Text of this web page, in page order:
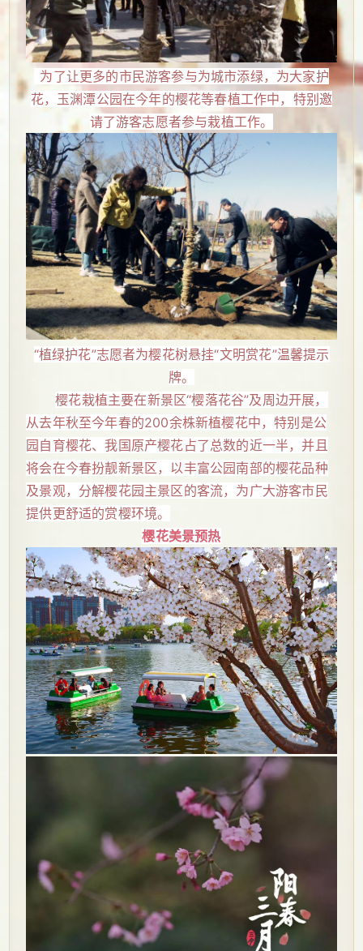
为了让更多的市民游客参与为城市添绿，为大家护
花，玉渊潭公园在今年的樱花等春植工作中，特别邀
请了游客志愿者参与栽植工作。
“植绿护花”志愿者为樱花树悬挂“文明赏花”温馨提示
牌。
樱花栽植主要在新景区“樱落花谷”及周边开展，
从去年秋至今年春的200余株新植樱花中，特别是公
园自育樱花、我国原产樱花占了总数的近一半，并且
将会在今春扮靓新景区，以丰富公园南部的樱花品种
及景观，分解樱花园主景区的客流，为广大游客市民
提供更舒适的赏樱环境。
樱花美景预热